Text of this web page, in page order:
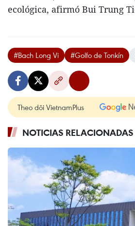
ecológica, afirmó Bui Trung
#Bach Long Vi #Golfo de Tonkín
Theo dõi VietnamPlus
NOTICIAS RELACIONADAS